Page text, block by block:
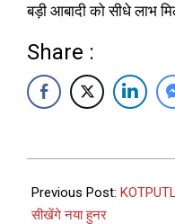
बड़ी आबादी को सीधे लाभ
Share :
Previous Post:
सीखेंगे नया हुनर